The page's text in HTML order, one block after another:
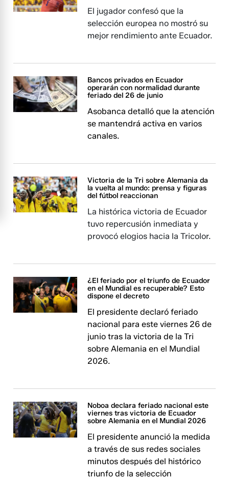
El jugador confesó que la
selección europea no mostró su
mejor rendimiento ante Ecuador.
Bancos privados en Ecuador
operarán con normalidad durante
feriado del 26 de junio
Asobanca detalló que la atención
se mantendrá activa en varios
canales.
Victoria de la Tri sobre Alemania da
la vuelta al mundo: prensa y figuras
del fútbol reaccionan
La histórica victoria de Ecuador
tuvo repercusión inmediata y
provocó elogios hacia la Tricolor.
¿El feriado por el triunfo de Ecuador
en el Mundial es recuperable? Esto
dispone el decreto
El presidente declaró feriado
nacional para este viernes 26 de
junio tras la victoria de la Tri
sobre Alemania en el Mundial
2026.
Noboa declara feriado nacional este
viernes tras victoria de Ecuador
sobre Alemania en el Mundial 2026
El presidente anunció la medida
a través de sus redes sociales
minutos después del histórico
triunfo de la selección